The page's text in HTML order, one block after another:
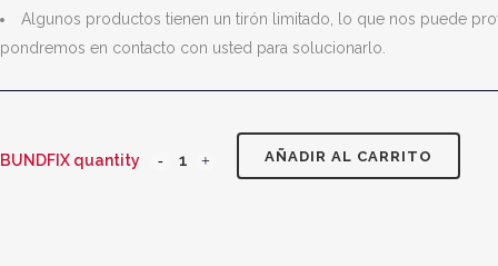
Algunos productos tienen un tirón limitado, lo que nos puede
pondremos en contacto con usted para solucionarlo.
BUNDFIX quantity AÑADIR AL CARRITO